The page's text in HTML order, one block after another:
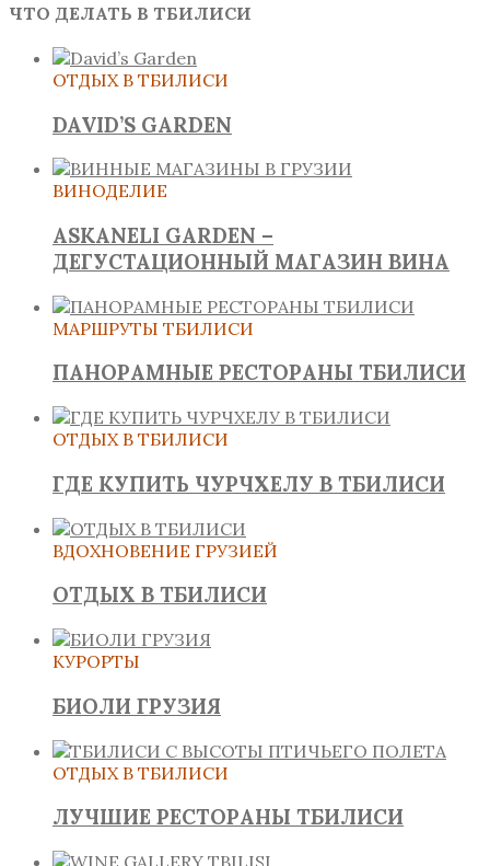
ЧТО ДЕЛАТЬ В ТБИЛИСИ
ОТДЫХ В ТБИЛИСИ
DAVID’S GARDEN
ВИНОДЕЛИЕ
ASKANELI GARDEN –
ДЕГУСТАЦИОННЫЙ МАГАЗИН ВИНА
МАРШРУТЫ ТБИЛИСИ
ПАНОРАМНЫЕ РЕСТОРАНЫ ТБИЛИСИ
ОТДЫХ В ТБИЛИСИ
ГДЕ КУПИТЬ ЧУРЧХЕЛУ В ТБИЛИСИ
ВДОХНОВЕНИЕ ГРУЗИЕЙ
ОТДЫХ В ТБИЛИСИ
КУРОРТЫ
БИОЛИ ГРУЗИЯ
ОТДЫХ В ТБИЛИСИ
ЛУЧШИЕ РЕСТОРАНЫ ТБИЛИСИ